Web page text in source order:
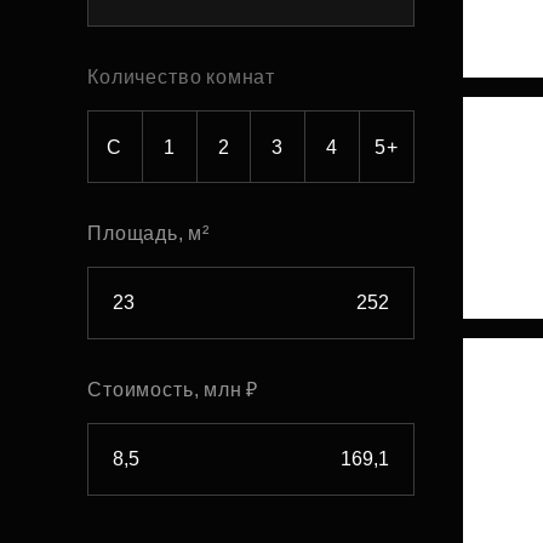
Рефинансирование
Количество комнат
С 1 2 3 4 5+
Площадь, м²
Стоимость, млн ₽